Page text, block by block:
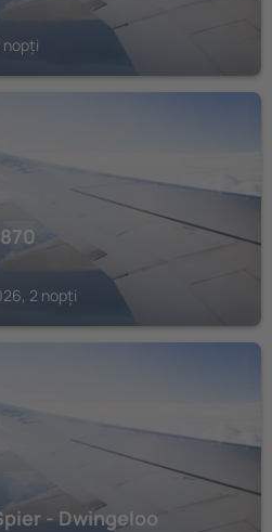
nopți
2 nopți
- Dwingeloo